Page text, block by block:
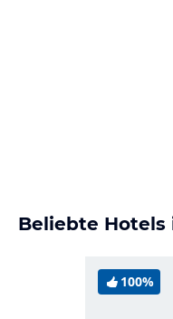
Beliebte Hotels
100%